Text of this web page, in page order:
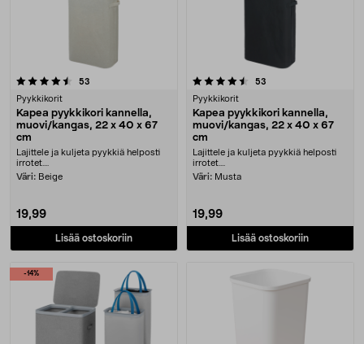
53
Pyykkikorit
Kapea pyykkikori kannella,
muovi/kangas, 22 x 40 x 67
cm
Lajittele ja kuljeta pyykkiä helposti
irrotet....
Väri: Beige
19,99
Lisää ostoskoriin
4.5 viidestä tähdestä 53
Pyykkikorit
Kapea pyykkikori kannella,
muovi/kangas, 22 x 40 x 67
cm
Lajittele ja kuljeta pyykkiä helposti
irrotet....
Väri: Musta
19,99
Lisää ostoskoriin
-14%